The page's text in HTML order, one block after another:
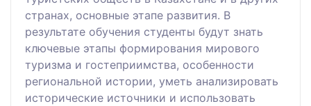
странах, основные этапе развития. В
результате обучения студенты будут знать
ключевые этапы формирования мирового
туризма и гостеприимства, особенности
региональной истории, уметь анализировать
исторические источники и использовать